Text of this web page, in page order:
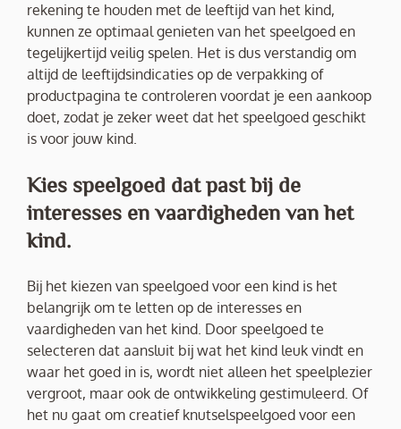
rekening te houden met de leeftijd van het kind,
kunnen ze optimaal genieten van het speelgoed en
tegelijkertijd veilig spelen. Het is dus verstandig om
altijd de leeftijdsindicaties op de verpakking of
productpagina te controleren voordat je een aankoop
doet, zodat je zeker weet dat het speelgoed geschikt
is voor jouw kind.
Kies speelgoed dat past bij de
interesses en vaardigheden van het
kind.
Bij het kiezen van speelgoed voor een kind is het
belangrijk om te letten op de interesses en
vaardigheden van het kind. Door speelgoed te
selecteren dat aansluit bij wat het kind leuk vindt en
waar het goed in is, wordt niet alleen het speelplezier
vergroot, maar ook de ontwikkeling gestimuleerd. Of
het nu gaat om creatief knutselspeelgoed voor een